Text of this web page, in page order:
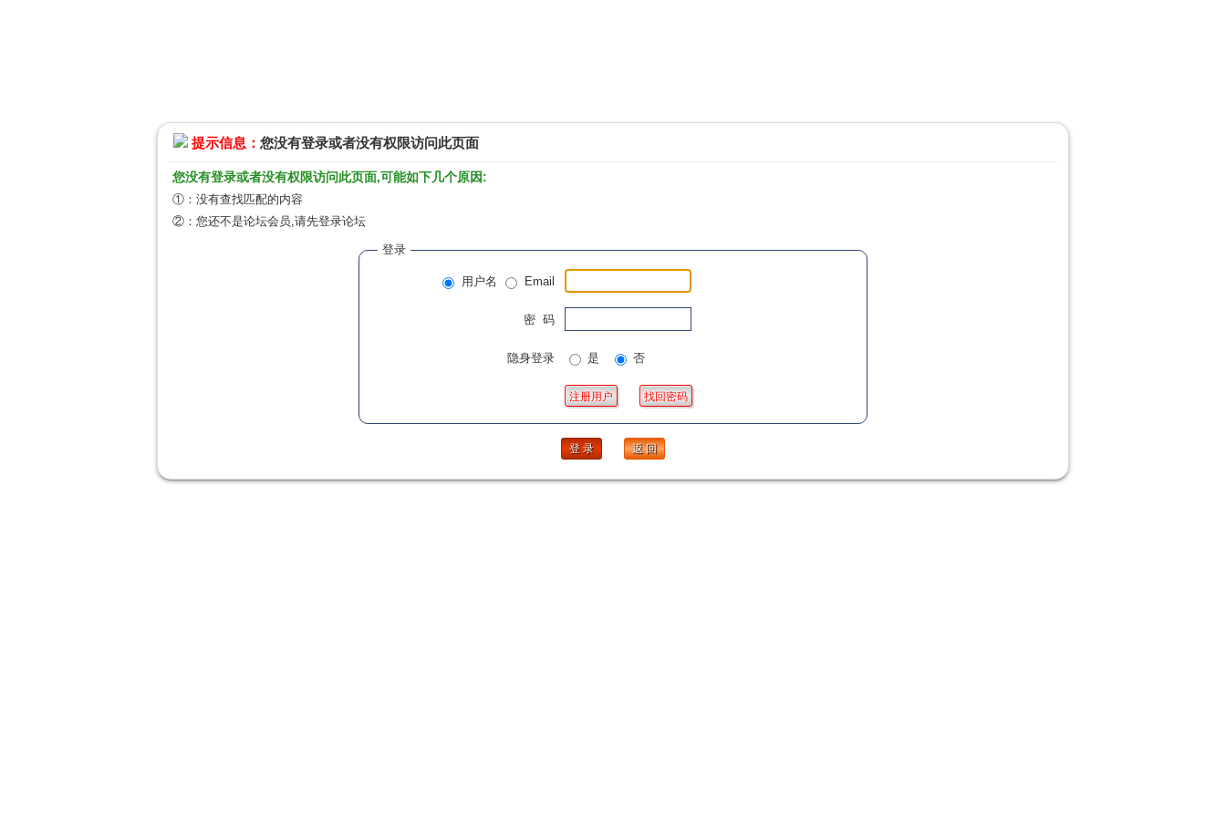
提示信息： 您没有登录或者没有权限访问此页面
您没有登录或者没有权限访问此页面,可能如下几个原因:
①：没有查找匹配的内容
②：您还不是论坛会员,请先登录论坛
登录
用户名 Email
密 码
隐身登录 是 否